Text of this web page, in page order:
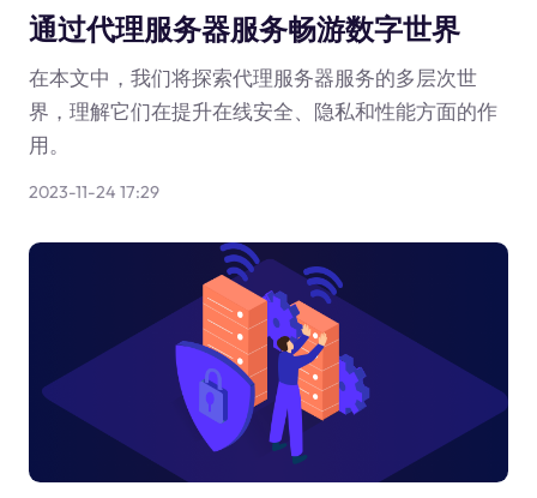
通过代理服务器服务畅游数字世界
在本文中，我们将探索代理服务器服务的多层次世
界，理解它们在提升在线安全、隐私和性能方面的作
用。
2023-11-24 17:29